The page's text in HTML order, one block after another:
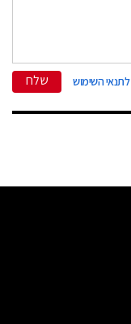
לתנאי השימוש שלח